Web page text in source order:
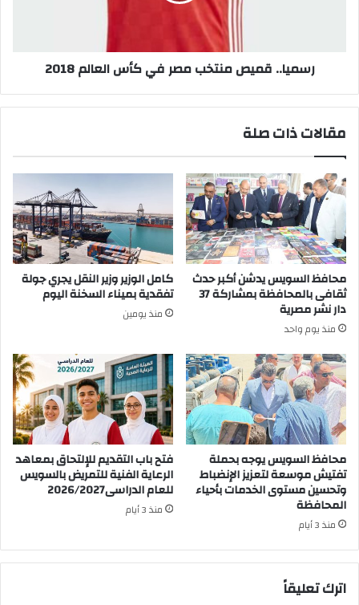
‏رسميا.. قميص منتخب مصر في كأس العالم 2018
مقالات ذات صلة
محافظ السويس يدشن أكبر حدث
ثقافى بالمحافظة بمشاركة 37
دار نشر مصرية
منذ يوم واحد
كامل الوزير وزير النقل يجري جولة
تفقدية بميناء السخنة اليوم
منذ يومين
محافظ السويس يوجه بحملة
تفتيش موسعة لتعزيز الإنضباط
وتحسين مستوى الخدمات بأحياء
المحافظة
منذ 3 أيام
فتح باب التقديم للإلتحاق بمعاهد
الرعاية الفنية للتمريض بالسويس
للعام الدراسى2026/2027
منذ 3 أيام
اترك تعليقاً